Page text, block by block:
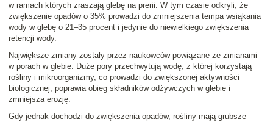
w ramach których zraszają glebę na prerii. W tym czasie odkryli, że
zwiększenie opadów o 35% prowadzi do zmniejszenia tempa wsiąkania
wody w glebę o 21–35 procent i jedynie do niewielkiego zwiększenia
retencji wody.
Największe zmiany zostały przez naukowców powiązane ze zmianami
w porach w glebie. Duże pory przechwytują wodę, z której korzystają
rośliny i mikroorganizmy, co prowadzi do zwiększonej aktywności
biologicznej, poprawia obieg składników odżywczych w glebie i
zmniejsza erozję.
Gdy jednak dochodzi do zwiększenia opadów, rośliny mają grubsze